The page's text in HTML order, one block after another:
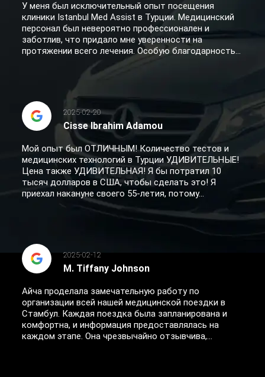
У меня был исключительный опыт посещения
клиники Istanbul Med Assist в Турции. Медицинский
персонал был невероятно профессионален и
заботлив, что придало мне уверенности на
протяжении всего лечения. Особую благодарность...
2025-02-20
Cisse Ibrahim Adamou
Мой опыт был ОТЛИЧНЫМ! Количество тестов и
медицинских технологий в Турции УДИВИТЕЛЬНЫЕ!
Цена также УДИВИТЕЛЬНАЯ! Я бы потратил 10
тысяч долларов в США, чтобы сделать это! Я
приехал накануне своего 55-летия, потому...
2025-02-12
M. Tiffany Johnson
Айча проделала замечательную работу по
организации всей нашей медицинской поездки в
Стамбул. Каждая поездка была запланирована и
комфортна, и информация предоставлялась на
каждом этапе. Она чрезвычайно отзывчива,...